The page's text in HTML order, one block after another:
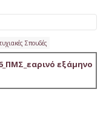
Σπουδές
εξάμηνο